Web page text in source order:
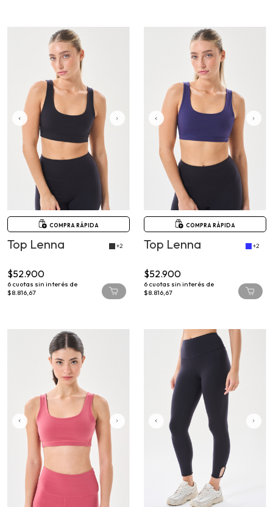
COMPRA RÁPIDA
Top Lenna
6cuotas sin interés de
$8.816,67
COMPRA RÁPIDA
Top Lenna
6cuotas sin interés de
$8.816,67